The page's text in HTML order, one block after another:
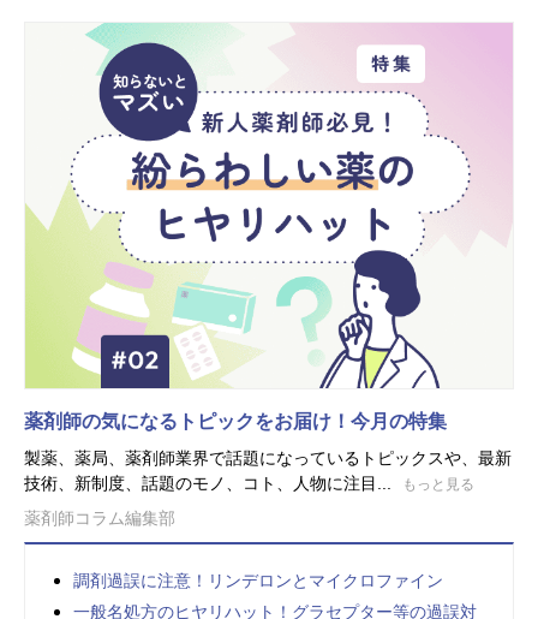
薬剤師の気になるトピックをお届け！今月の特集
製薬、薬局、薬剤師業界で話題になっているトピックスや、最新
技術、新制度、話題のモノ、コト、人物に注目...
もっと見る
薬剤師コラム編集部
調剤過誤に注意！リンデロンとマイクロファイン
一般名処方のヒヤリハット！グラセプター等の過誤対